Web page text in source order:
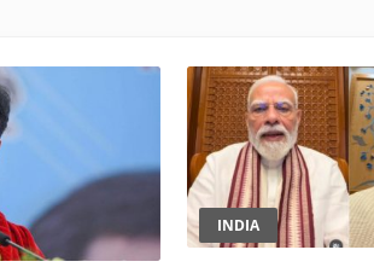
INDIA